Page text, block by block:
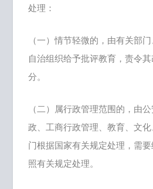
处理：
（一）情节轻微的，由有关部
自治组织给予批评教育，责令
分。
（二）属行政管理范围的，由
政、工商行政管理、教育、文
门根据国家有关规定处理，需
照有关规定处理。